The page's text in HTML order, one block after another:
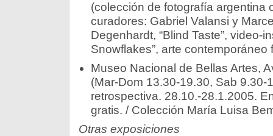
(colección de fotografía argentina
curadores: Gabriel Valansi y
Degenhardt, “Blind Taste”, video-
Snowflakes”, arte
Museo Nacional de Bellas Artes,
(Mar-Dom 13.30-19.30, Sab 9.30-
retrospectiva. 28.10.-28.1.2005.
gratis. / Colección María Luisa
Otras exposiciones